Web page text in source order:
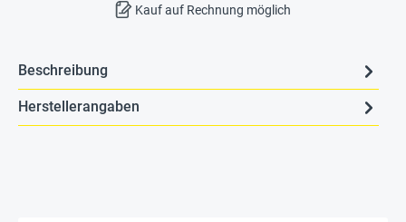
Kauf auf Rechnung möglich
Beschreibung
Herstellerangaben